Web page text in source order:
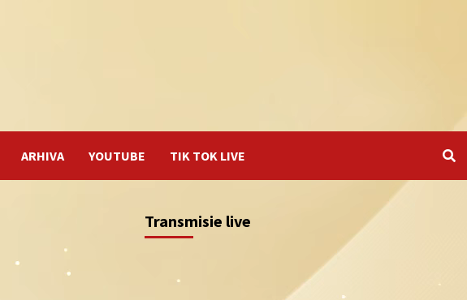
ARHIVA YOUTUBE TIK TOK LIVE
Transmisie live